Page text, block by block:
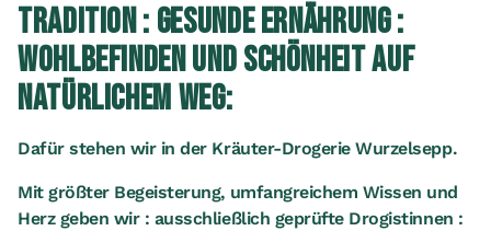
TRADITION : GESUNDE ERNÄHRUNG :
WOHLBEFINDEN UND SCHÖNHEIT AUF
NATÜRLICHEM WEG:
Dafür stehen wir in der Kräuter-Drogerie Wurzelsepp.
Mit größter Begeisterung, umfangreichem Wissen und
Herz geben wir : ausschließlich geprüfte Drogistinnen :